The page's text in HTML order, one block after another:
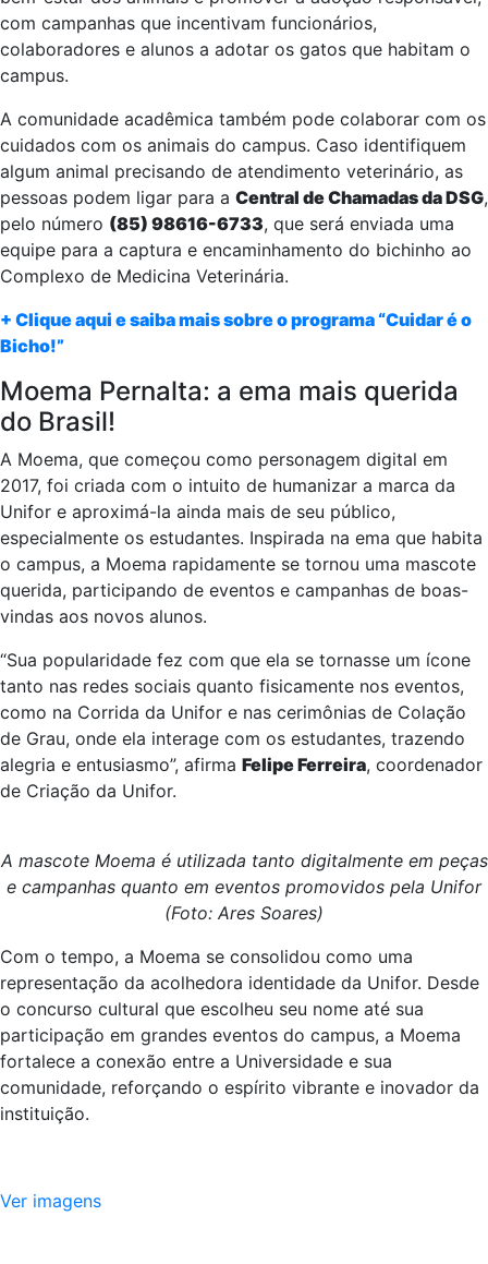
com campanhas que incentivam funcionários,
colaboradores e alunos a adotar os gatos que habitam o
campus.
A comunidade acadêmica também pode colaborar com os
cuidados com os animais do campus. Caso identifiquem
algum animal precisando de atendimento veterinário, as
pessoas podem ligar para a Central de Chamadas da DSG,
pelo número (85) 98616-6733, que será enviada uma
equipe para a captura e encaminhamento do bichinho ao
Complexo de Medicina Veterinária.
+ Clique aqui e saiba mais sobre o programa “Cuidar é o
Bicho!”
Moema Pernalta: a ema mais querida
do Brasil!
A Moema, que começou como personagem digital em
2017, foi criada com o intuito de humanizar a marca da
Unifor e aproximá-la ainda mais de seu público,
especialmente os estudantes. Inspirada na ema que habita
o campus, a Moema rapidamente se tornou uma mascote
querida, participando de eventos e campanhas de boas-
vindas aos novos alunos.
“Sua popularidade fez com que ela se tornasse um ícone
tanto nas redes sociais quanto fisicamente nos eventos,
como na Corrida da Unifor e nas cerimônias de Colação
de Grau, onde ela interage com os estudantes, trazendo
alegria e entusiasmo”, afirma Felipe Ferreira, coordenador
de Criação da Unifor.
A mascote Moema é utilizada tanto digitalmente em peças
e campanhas quanto em eventos promovidos pela Unifor
(Foto: Ares Soares)
Com o tempo, a Moema se consolidou como uma
representação da acolhedora identidade da Unifor. Desde
o concurso cultural que escolheu seu nome até sua
participação em grandes eventos do campus, a Moema
fortalece a conexão entre a Universidade e sua
comunidade, reforçando o espírito vibrante e inovador da
instituição.
Ver imagens